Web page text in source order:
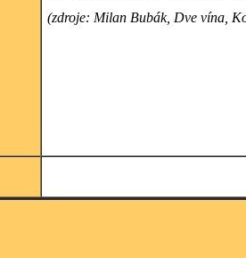
(zdroje: Milan Bubák, Dve vína,